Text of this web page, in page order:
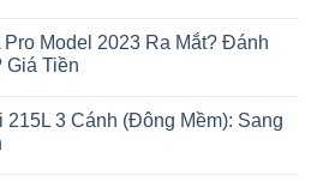
Pro Model 2023 Ra Mắt? Đánh
Giá Tiền
215L 3 Cánh (Đông Mềm): Sang